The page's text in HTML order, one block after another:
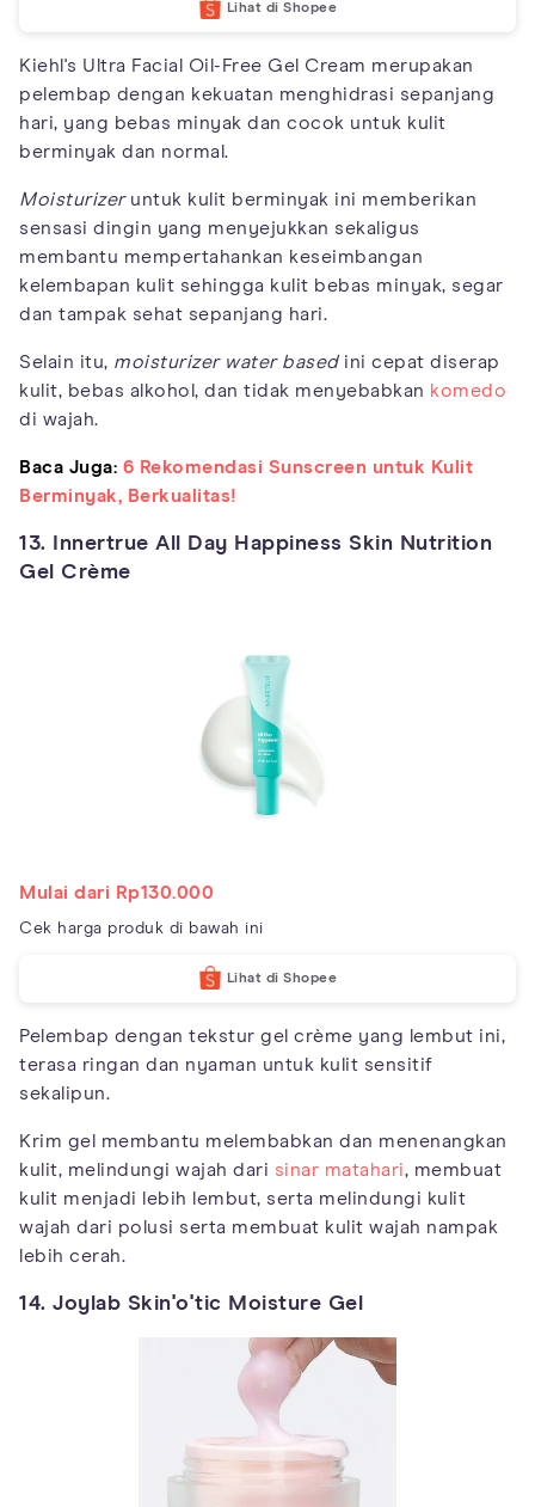
Lihat di Shopee
Kiehl's Ultra Facial Oil-Free Gel Cream merupakan
pelembap dengan kekuatan menghidrasi sepanjang
hari, yang bebas minyak dan cocok untuk kulit
berminyak dan normal.
Moisturizeruntuk kulit berminyak ini memberikan
sensasi dingin yang menyejukkan sekaligus
membantu mempertahankan keseimbangan
kelembapan kulit sehingga kulit bebas minyak, segar
dan tampak sehat sepanjang hari.
Selain itu, moisturizer water basedini cepat diserap
kulit, bebas alkohol, dan tidak menyebabkan komedo
di wajah.
Baca Juga: 6 Rekomendasi Sunscreen untuk Kulit
Berminyak, Berkualitas!
13. Innertrue All Day Happiness Skin Nutrition
Gel Crème
Mulai dari Rp130.000
Cek harga produk di bawah ini
Lihat di Shopee
Pelembap dengan tekstur gel crème yang lembut ini,
terasa ringan dan nyaman untuk kulit sensitif
sekalipun.
Krim gel membantu melembabkan dan menenangkan
kulit, melindungi wajah dari sinar matahari, membuat
kulit menjadi lebih lembut, serta melindungi kulit
wajah dari polusi serta membuat kulit wajah nampak
lebih cerah.
14. Joylab Skin'o'tic Moisture Gel